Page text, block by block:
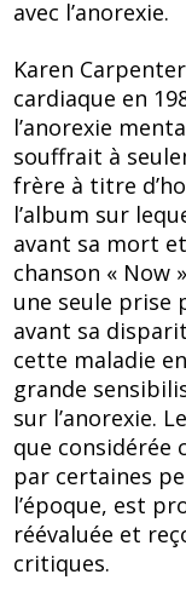
avec l’anorexie.
Karen
cardiaque en
l’anorexie
souffrait à
frère à titre
l’album sur
avant sa mort
chanson « Now
une seule prise
avant sa
cette maladie
grande
sur l’anorexie.
que considérée
par certaines
l’époque, est
réévaluée et
critiques.